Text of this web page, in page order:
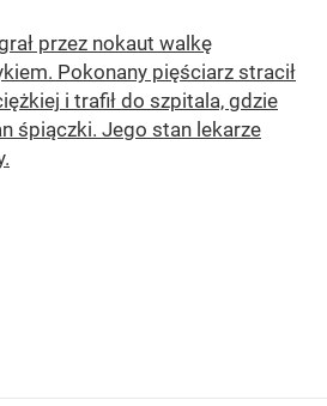
przez nokaut walkę
Pokonany pięściarz stracił
i trafił do szpitala, gdzie
śpiączki. Jego stan lekarze